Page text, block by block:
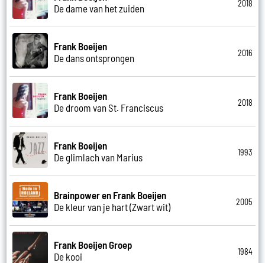
De dame van het zuiden
2018
Frank Boeijen
De dans ontsprongen
2016
Frank Boeijen
De droom van St. Franciscus
2018
Frank Boeijen
De glimlach van Marius
1993
Brainpower en Frank Boeijen
De kleur van je hart (Zwart wit)
2005
Frank Boeijen Groep
De kooi
1984